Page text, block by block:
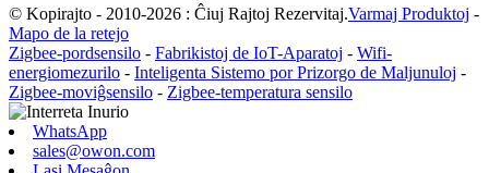
© Kopirajto - 2010-2026 : Ĉiuj Rajtoj Rezervitaj.Varmaj Produktoj -
Mapo de la retejo
Zigbee-pordsensilo - Fabrikistoj de IoT-Aparatoj - Wifi-
energiomezurilo - Inteligenta Sistemo por Prizorgo de Maljunuloj -
Zigbee-moviĝsensilo - Zigbee-temperatura sensilo
WhatsApp
sales@owon.com